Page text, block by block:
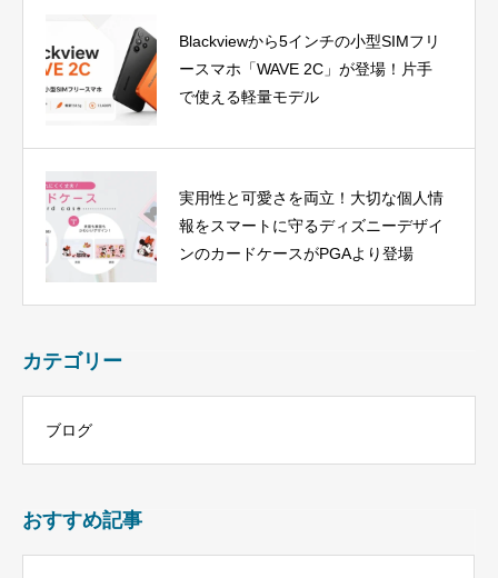
Blackviewから5インチの小型SIMフリ
ースマホ「WAVE 2C」が登場！片手
で使える軽量モデル
実用性と可愛さを両立！大切な個人情
報をスマートに守るディズニーデザイ
ンのカードケースがPGAより登場
カテゴリー
ブログ
おすすめ記事